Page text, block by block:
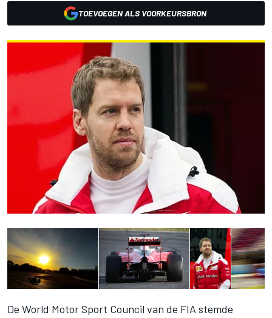
TOEVOEGEN ALS VOORKEURSBRON
De World Motor Sport Council van de FIA stemde